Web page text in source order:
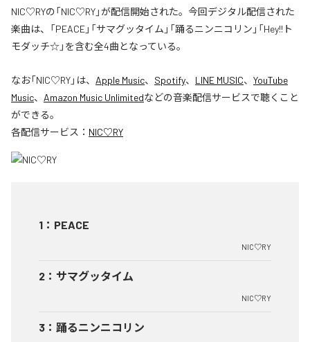
NIC♡RYの「NIC♡RY」が配信開始された。今回デジタル配信された
楽曲は、「PEACE」「サマグッタイム」「踊るニンニコリン」「Hey!!ト
モダッチ☆」を含む全4曲となっている。
なお「NIC♡RY」は、 Apple Music、 Spotify、 LINE MUSIC、 YouTube
Music、 Amazon Music Unlimitedなどの音楽配信サービスで聴くこと
ができる。
各配信サービス： NIC♡RY
1 ： PEACE
NIC♡RY
2 ： サマグッタイム
NIC♡RY
3 ： 踊るニンニコリン